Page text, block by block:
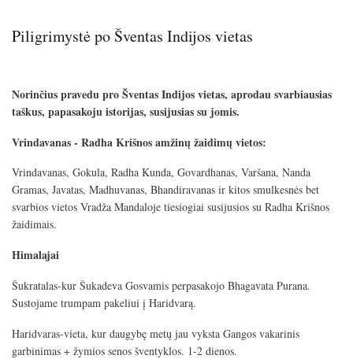
Piligrimystė po Šventas Indijos vietas
Norinčius pravedu pro Šventas Indijos vietas, aprodau svarbiausias
taškus, papasakoju istorijas, susijusias su jomis.
Vrindavanas - Radha Krišnos amžinų žaidimų vietos:
Vrindavanas, Gokula, Radha Kunda, Govardhanas, Varšana, Nanda
Gramas, Javatas, Madhuvanas, Bhandiravanas ir kitos smulkesnės bet
svarbios vietos Vradža Mandaloje tiesiogiai susijusios su Radha Krišnos
žaidimais.
Himalajai
Šukratalas-kur Šukadeva Gosvamis perpasakojo Bhagavata Purana.
Sustojame trumpam pakeliui į Haridvarą.
Haridvaras-vieta, kur daugybę metų jau vyksta Gangos vakarinis
garbinimas + žymios senos šventyklos. 1-2 dienos.